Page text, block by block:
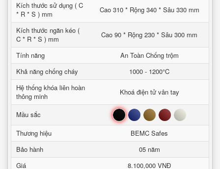
Kích thước sử dụng ( C
* R * S ) mm
Cao 310 * Rộng 340 * Sâu 330 mm
Kích thước ngăn kéo (
C * R * S ) mm
Cao 90 * Rộng 230 * Sâu 300 mm
Tính năng
An Toàn Chống trộm
Khả năng chống cháy
1000 - 1200°C
Hệ thống khóa liên hoàn
thông minh
Khoá điện tử vân tay
Mầu sắc Đen Xanh Nâu Đỏ Trắng
Thương hiệu
BEMC Safes
Bảo hành
05 năm
Giá
8.100,000 VNĐ